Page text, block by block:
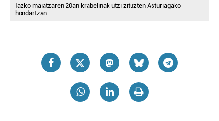
Iazko maiatzaren 20an krabelinak utzi zituzten Asturiagako
hondartzan